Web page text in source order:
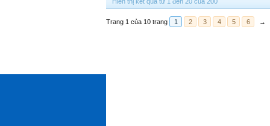
Trang 1 của 10 trang 1 2 3 4 5 6 →